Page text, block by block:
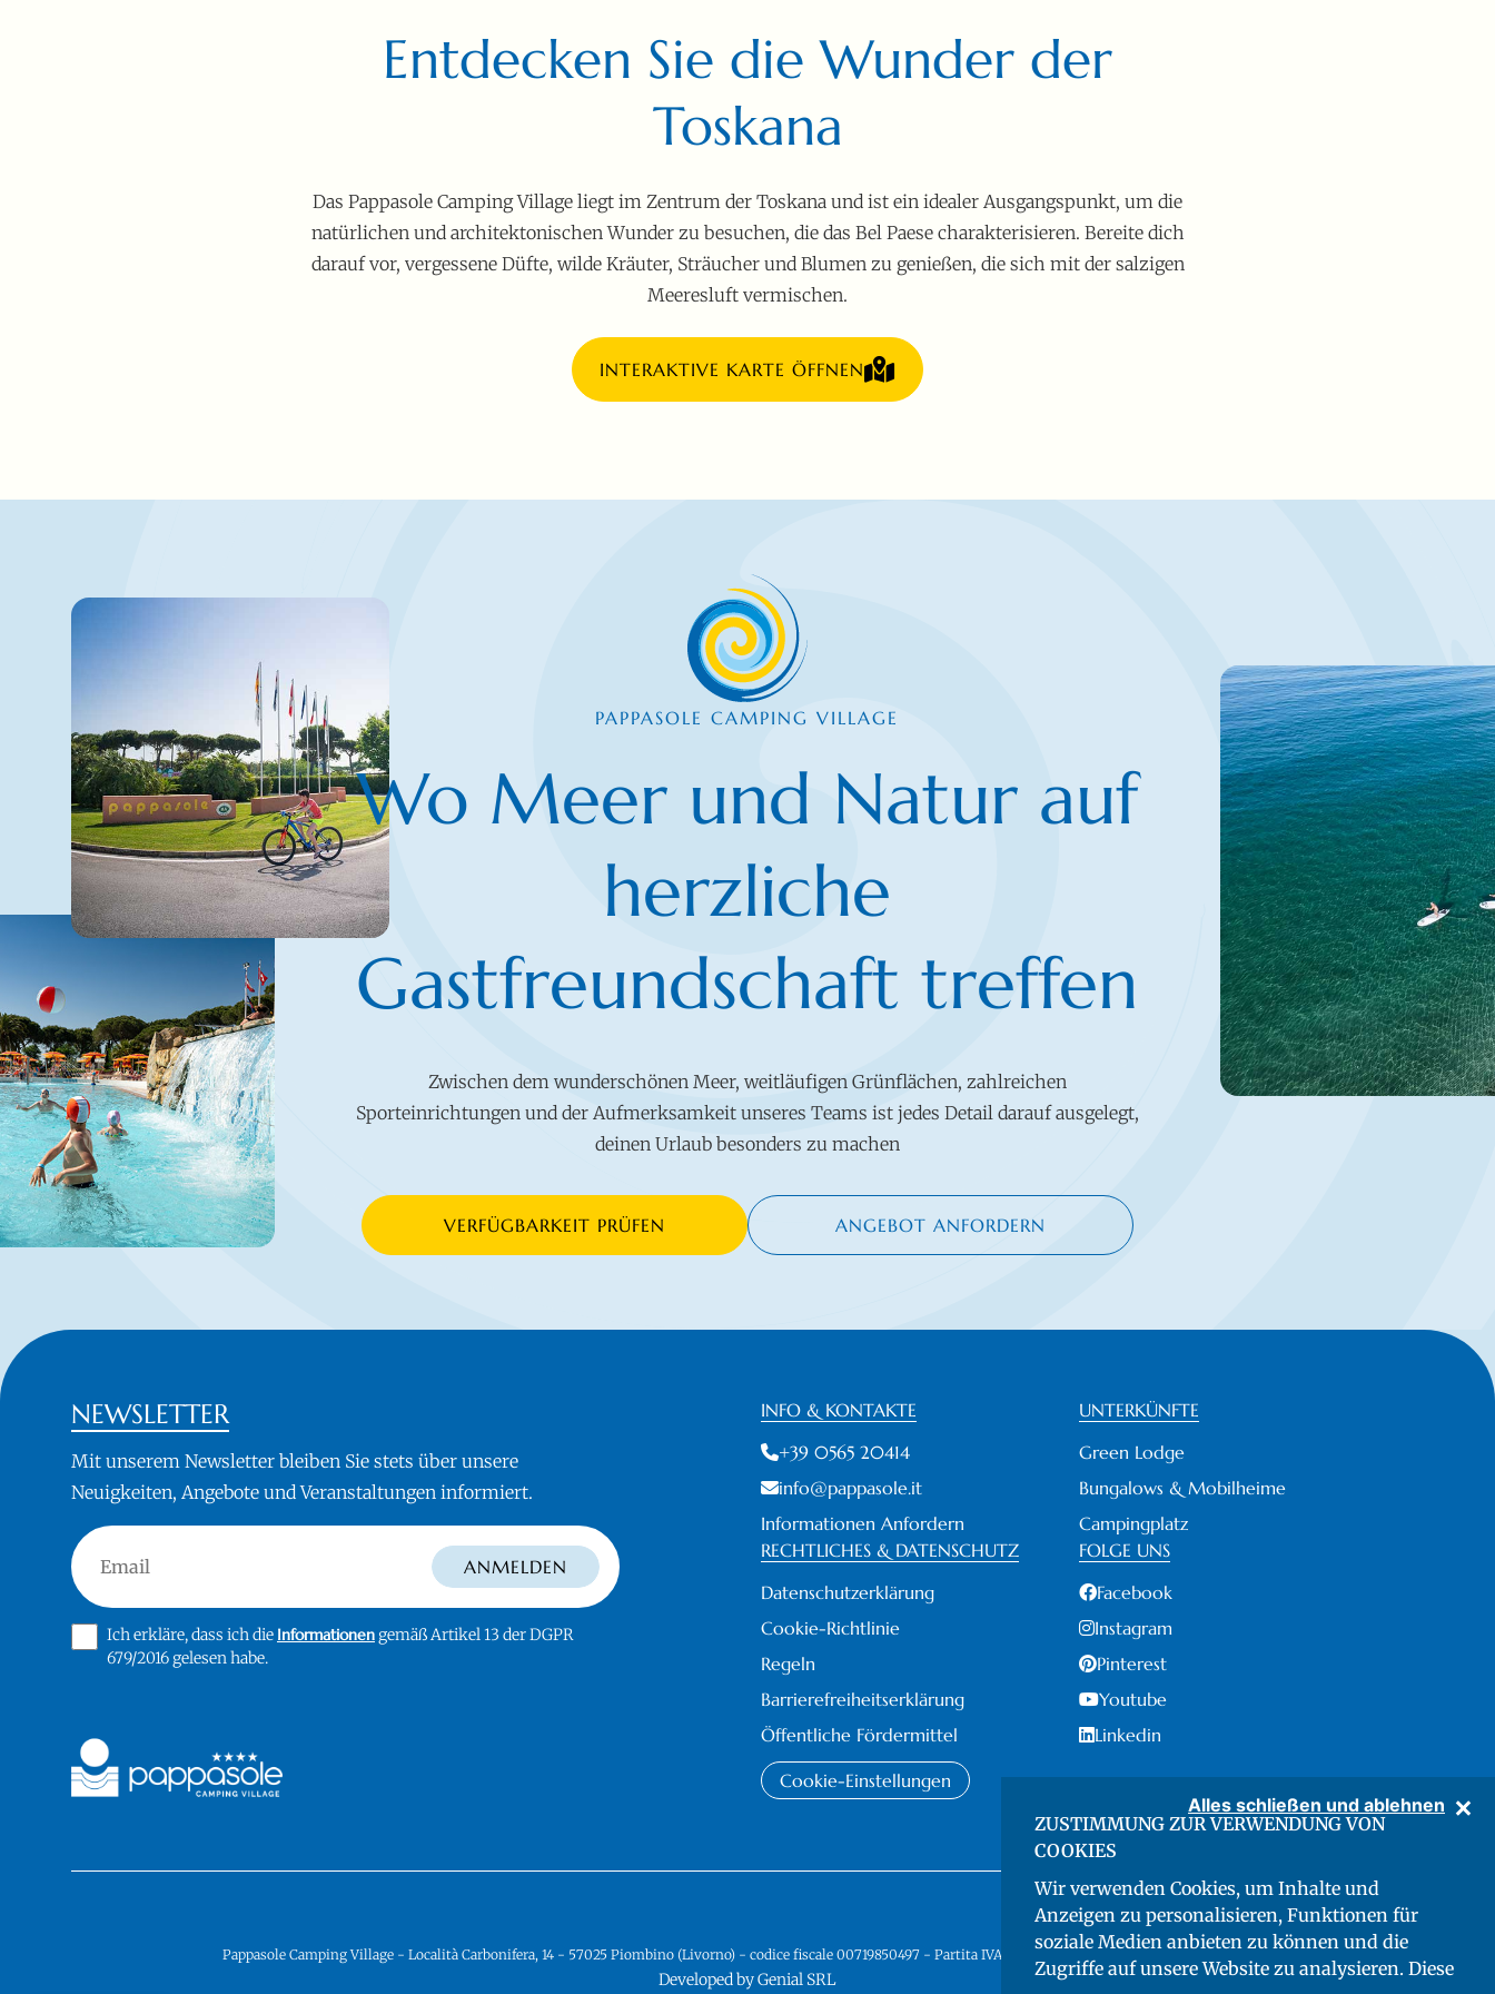
Alles schließen und ablehnen
ZUSTIMMUNG ZUR VERWENDUNG VON
COOKIES
Wir verwenden Cookies, um Inhalte und
Anzeigen zu personalisieren, Funktionen für
soziale Medien anbieten zu können und die
Zugriffe auf unsere Website zu analysieren. Diese
Entdecken Sie die Wunder der
Toskana
Das Pappasole Camping Village liegt im Zentrum der Toskana und ist ein idealer Ausgangspunkt, um die
natürlichen und architektonischen Wunder zu besuchen, die das Bel Paese charakterisieren. Bereite dich
darauf vor, vergessene Düfte, wilde Kräuter, Sträucher und Blumen zu genießen, die sich mit der salzigen
Meeresluft vermischen.
INTERAKTIVE KARTE ÖFFNEN
Wo Meer und Natur auf
herzliche
Gastfreundschaft treffen
PAPPASOLE CAMPING VILLAGE
Zwischen dem wunderschönen Meer, weitläufigen Grünflächen, zahlreichen
Sporteinrichtungen und der Aufmerksamkeit unseres Teams ist jedes Detail darauf ausgelegt,
deinen Urlaub besonders zu machen
VERFÜGBARKEIT PRÜFEN ANGEBOT ANFORDERN
NEWSLETTER
Mit unserem Newsletter bleiben Sie stets über unsere
Neuigkeiten, Angebote und Veranstaltungen informiert.
Email ANMELDEN
Ich erkläre, dass ich die Informationen gemäß Artikel 13 der DGPR
679/2016 gelesen habe.
INFO & KONTAKTE
+39 0565 20414
info@pappasole.it
Informationen Anfordern
UNTERKÜNFTE
Green Lodge
Bungalows & Mobilheime
Campingplatz
RECHTLICHES & DATENSCHUTZ
Datenschutzerklärung
Cookie-Richtlinie
Regeln
Barrierefreiheitserklärung
Öffentliche Fördermittel
Cookie-Einstellungen
FOLGE UNS
Facebook
Instagram
Pinterest
Youtube
Linkedin
Pappasole Camping Village - Località Carbonifera, 14 - 57025 Piombino (Livorno) - codice fiscale 00719850497 - Partita IVA: 01143690491 - CIN: IT049012B1L7RR4NGD
Developed by Genial SRL